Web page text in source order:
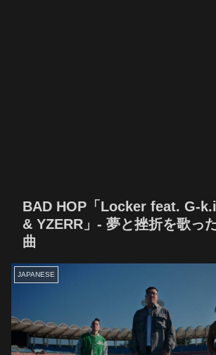
BAD HOP「Locker feat. G-
& YZERR」- 夢と挫折を歌っ
曲
JAPANESE